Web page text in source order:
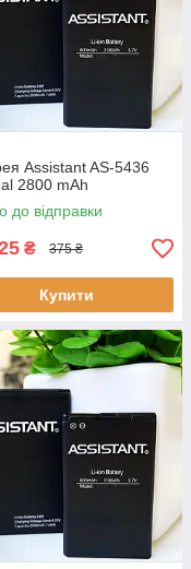
Assistant AS-5436
2800 mAh
до відправки
₴ 375 ₴
Купити